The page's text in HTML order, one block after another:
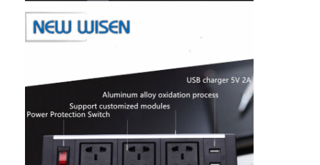
Produk
Wisata pabrik
Kontrol kualitas
Hubungi kami